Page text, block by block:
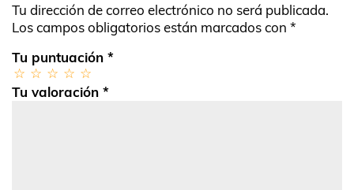
Tu dirección de correo electrónico no será publicada.
Los campos obligatorios están marcados con *
Tu puntuación *
Tu valoración *